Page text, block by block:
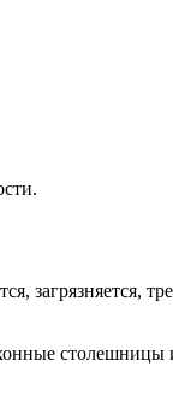
загрязняется,